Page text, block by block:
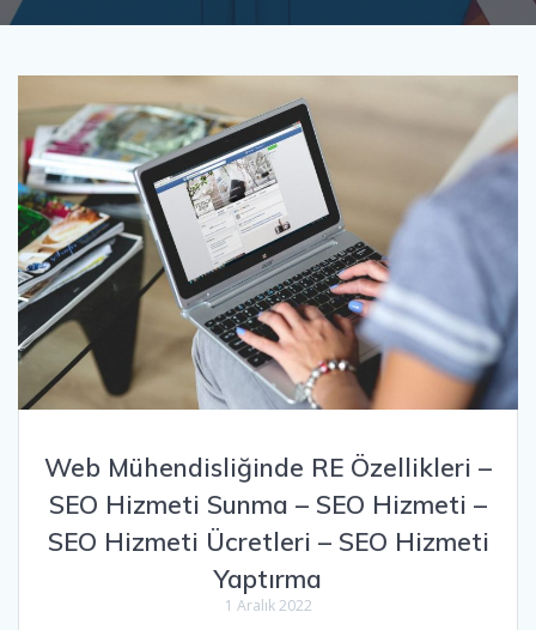
Web Mühendisliğinde RE Özellikleri –
SEO Hizmeti Sunma – SEO Hizmeti –
SEO Hizmeti Ücretleri – SEO Hizmeti
Yaptırma
1 Aralık 2022